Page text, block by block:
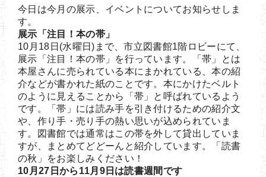
今日は今月の展示、イベントについてお知らせしま
す。
展示「注目！本の帯」
10月18日(水曜日)まで、市立図書館1階ロビーにて、
展示「注目！本の帯」を行っています。「帯」とは
本屋さんに売られている本にまかれている、本の紹
介などが書かれた紙のことです。本にかけたベルト
のように見えることから「帯」と呼ばれているよう
です。「帯」には読み手を引き付けるための紹介文
や、作り手・売り手の熱い思いが込められていま
す。図書館では通常はこの帯を外して貸出していま
すが、まとめてどどーんと紹介しています。「読書
の秋」をお楽しみください！
10月27日から11月9日は読書週間です